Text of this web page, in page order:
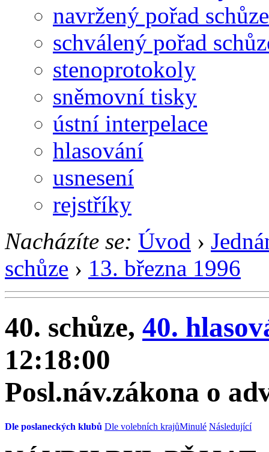
navržený pořad schůze
schválený pořad
stenoprotokoly
sněmovní tisky
ústní interpelace
hlasování
usnesení
rejstříky
Nacházíte se: Úvod ›
schůze › 13. března 1996
40. schůze, 40.
12:18:00
Posl.náv.zákona o
Dle poslaneckých klubů Dle volebních krajůMinulé Následující